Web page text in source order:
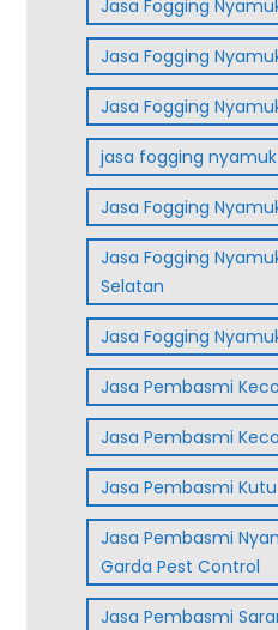
Jasa Fogging
Jasa Fogging
Jasa Fogging
jasa fogging
Jasa Fogging
Jasa Fogging
Selatan
Jasa Fogging
Jasa Pembasmi
Jasa Pembasmi
Jasa Pembasmi
Jasa Pembasmi
Garda Pest Control
Jasa Pembasmi